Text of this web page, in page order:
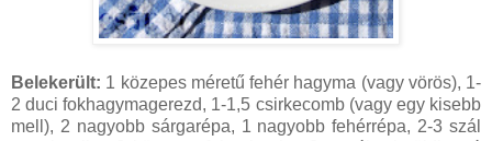
Belekerült: 1 közepes méretű fehér hagyma (vagy vörös), 1-
2 duci fokhagymagerezd, 1-1,5 csirkecomb (vagy egy kisebb
mell), 2 nagyobb sárgarépa, 1 nagyobb fehérrépa, 2-3 szál